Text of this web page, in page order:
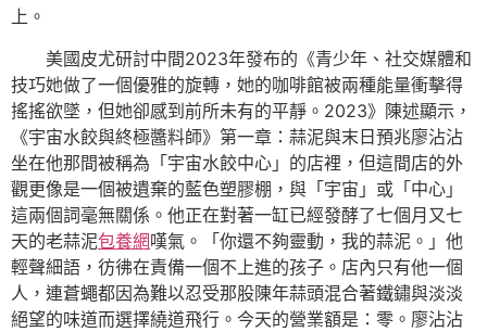
上。
美國皮尤研討中間2023年發布的《青少年、社交媒體和
技巧她做了一個優雅的旋轉，她的咖啡館被兩種能量衝擊得
搖搖欲墜，但她卻感到前所未有的平靜。2023》陳述顯示，
《宇宙水餃與終極醬料師》第一章：蒜泥與末日預兆廖沾沾
坐在他那間被稱為「宇宙水餃中心」的店裡，但這間店的外
觀更像是一個被遺棄的藍色塑膠棚，與「宇宙」或「中心」
這兩個詞毫無關係。他正在對著一缸已經發酵了七個月又七
天的老蒜泥包養網嘆氣。「你還不夠靈動，我的蒜泥。」他
輕聲細語，彷彿在責備一個不上進的孩子。店內只有他一個
人，連蒼蠅都因為難以忍受那股陳年蒜頭混合著鐵鏽與淡淡
絕望的味道而選擇繞道飛行。今天的營業額是：零。廖沾沾